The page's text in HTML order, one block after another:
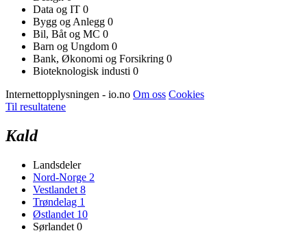
Data og IT 0
Bygg og Anlegg 0
Bil, Båt og MC 0
Barn og Ungdom 0
Bank, Økonomi og Forsikring 0
Bioteknologisk industi 0
Internettopplysningen - io.no Om oss Cookies
Til resultatene
Kald
Landsdeler
Nord-Norge 2
Vestlandet 8
Trøndelag 1
Østlandet 10
Sørlandet 0